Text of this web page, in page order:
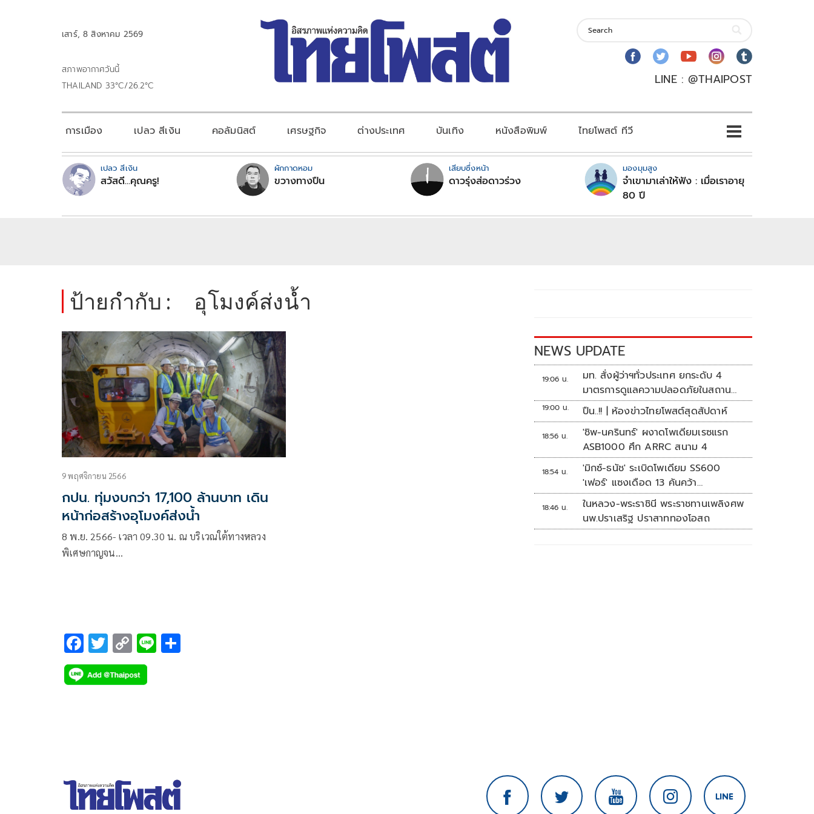
เสาร์, 8 สิงหาคม 2569
สภาพอากาศวันนี้
THAILAND 33°C/26.2°C
LINE : @THAIPOST
การเมือง เปลว สีเงิน คอลัมนิสต์ เศรษฐกิจ ต่างประเทศ บันเทิง หนังสือพิมพ์ ไทยโพสต์ ทีวี
เปลว สีเงิน
สวัสดี...คุณครู!
ผักกาดหอม
ขวางทางปืน
เสียบซึ่งหน้า
ดาวรุ่งส่อดาวร่วง
มองมุมสูง
จำเขามาเล่าให้ฟัง : เมื่อเราอายุ
80 ปี
ป้ายกำกับ : อุโมงค์ส่งน้ำ
9 พฤศจิกายน 2566
กปน. ทุ่มงบกว่า 17,100 ล้านบาท เดิน
หน้าก่อสร้างอุโมงค์ส่งน้ำ
8 พ.ย. 2566- เวลา 09.30 น. ณ บริเวณใต้ทางหลวง
พิเศษกาญจน…
F
ac
e
T
wi
tt
C
o
p
Li
NEWS UPDATE
19:06 น.
มท. สั่งผู้ว่าฯทั่วประเทศ ยกระดับ 4
มาตรการดูแลความปลอดภัยในสถาน
ศึกษา
19:00 น. ปืน..!! | ห้องข่าวไทยโพสต์สุดสัปดาห์
18:56 น.
'ชิพ-นครินทร์' ผงาดโพเดียมเรซแรก
ASB1000 ศึก ARRC สนาม 4
18:54 น.
'มิกซ์-ธนัช' ระเบิดโพเดียม SS600
'เฟอร์' แซงเดือด 13 คันคว้า
แต้ม ศึก ARRC สนาม 4
18:46 น.
ในหลวง-พระราชินี พระราชทานเพลิงศพ
นพ.ปราเสริฐ ปราสาททองโอสถ